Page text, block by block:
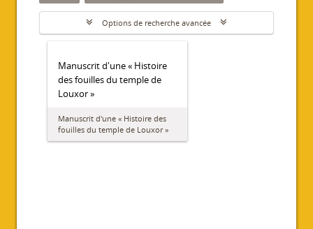
Options de recherche avancée
Manuscrit d'une « Histoire
des fouilles du temple de
Louxor »
Manuscrit d'une « Histoire des
fouilles du temple de Louxor »